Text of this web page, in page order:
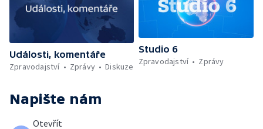
Události, komentáře
Zpravodajství
Zprávy Diskuze
Studio 6
Zpravodajství
Zprávy
Napište nám
Otevřít